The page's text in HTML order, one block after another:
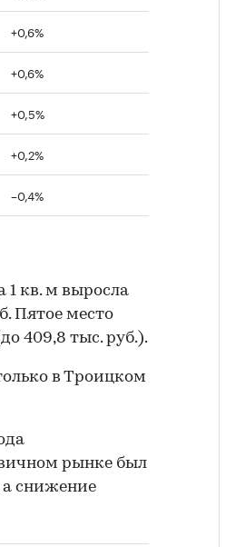
+0,6%
+0,6%
+0,5%
+0,2%
–0,4%
1 кв. м выросла
Пятое место
409,8 тыс. руб.).
в Троицком
рынке был
а снижение